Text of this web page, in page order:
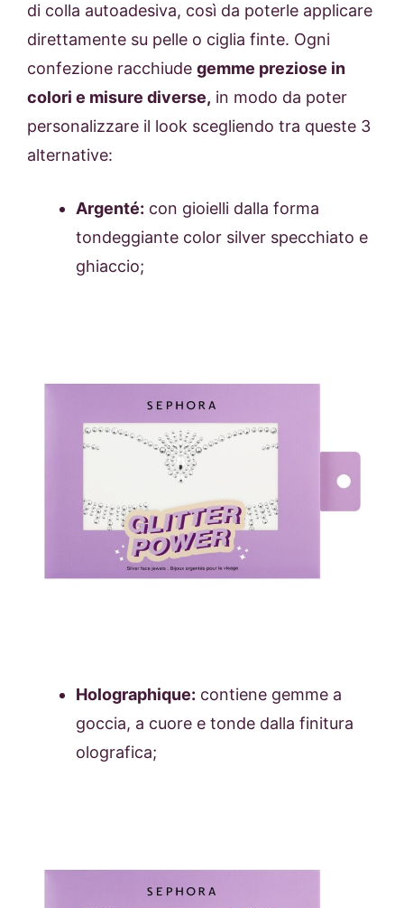
di colla autoadesiva, così da poterle applicare
direttamente su pelle o ciglia finte. Ogni
confezione racchiude gemme preziose in
colori e misure diverse, in modo da poter
personalizzare il look scegliendo tra queste 3
alternative:
Argenté: con gioielli dalla forma
tondeggiante color silver specchiato e
ghiaccio;
Holographique: contiene gemme a
goccia, a cuore e tonde dalla finitura
olografica;